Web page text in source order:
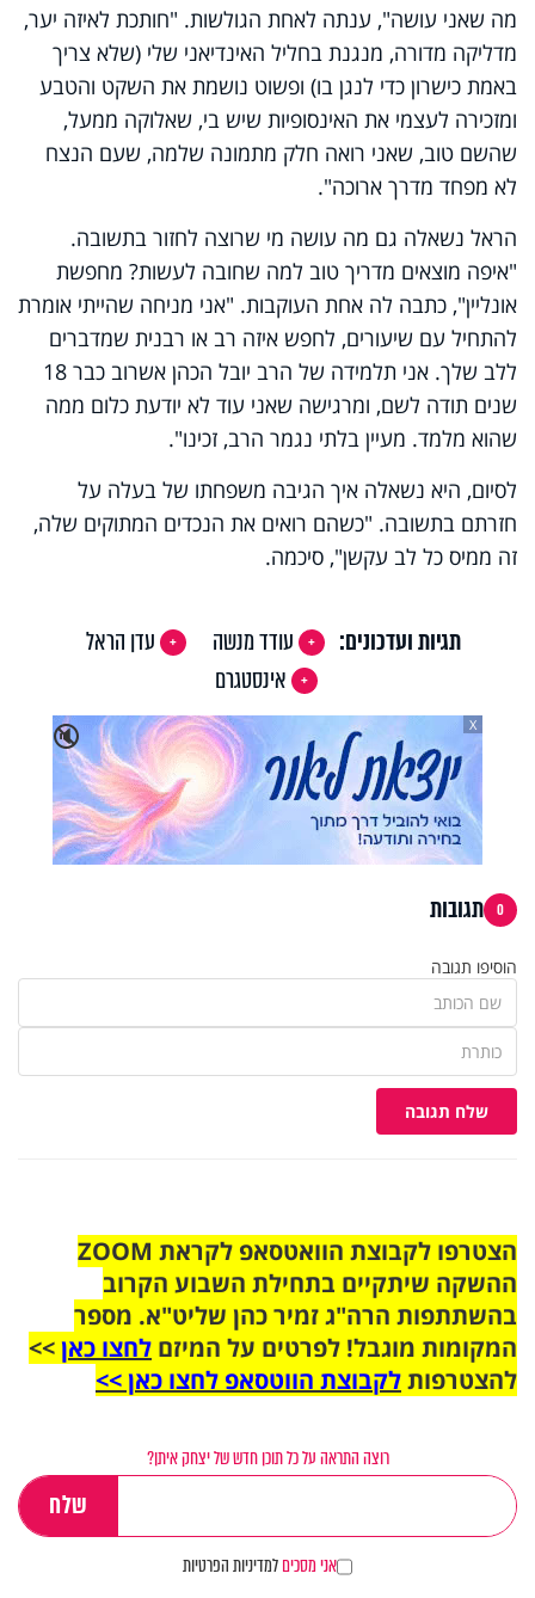
מה שאני עושה", ענתה לאחת הגולשות. "חותכת לאיזה יער,
מדליקה מדורה, מנגנת בחליל האינדיאני שלי (שלא צריך
באמת כישרון כדי לנגן בו) ופשוט נושמת את השקט והטבע
ומזכירה לעצמי את האינסופיות שיש בי, שאלוקה ממעל,
שהשם טוב, שאני רואה חלק מתמונה שלמה, שעם הנצח
לא מפחד מדרך ארוכה".
הראל נשאלה גם מה עושה מי שרוצה לחזור בתשובה.
"איפה מוצאים מדריך טוב למה שחובה לעשות? מחפשת
אונליין", כתבה לה אחת העוקבות. "אני מניחה שהייתי אומרת
להתחיל עם שיעורים, לחפש איזה רב או רבנית שמדברים
ללב שלך. אני תלמידה של הרב יובל הכהן אשרוב כבר 18
שנים תודה לשם, ומרגישה שאני עוד לא יודעת כלום ממה
שהוא מלמד. מעיין בלתי נגמר הרב, זכינו".
לסיום, היא נשאלה איך הגיבה משפחתו של בעלה על
חזרתם בתשובה. "כשהם רואים את הנכדים המתוקים שלה,
זה ממיס כל לב עקשן", סיכמה.
תגיות ועדכונים: עודד מנשה
עדן הראל
אינסטגרם
🔇
X
0 תגובות
הוסיפו תגובה
שלח תגובה
הצטרפו לקבוצת הוואטסאפ לקראת ZOOM
ההשקה שיתקיים בתחילת השבוע הקרוב
בהשתתפות הרה"ג זמיר כהן שליט"א. מספר
המקומות מוגבל! לפרטים על המיזם לחצו כאן>>
להצטרפותלקבוצת הווטסאפ לחצו כאן >>
רוצה התראה על כל תוכן חדש של יצחק איתן?
אני מסכיםלמדיניות הפרטיות